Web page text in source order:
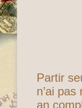
Partir
n’ai
an